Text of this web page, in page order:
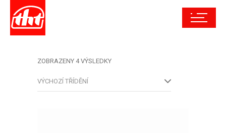
ZOBRAZENY 4 VÝSLEDKY
VÝCHOZÍ TŘÍDĚNÍ